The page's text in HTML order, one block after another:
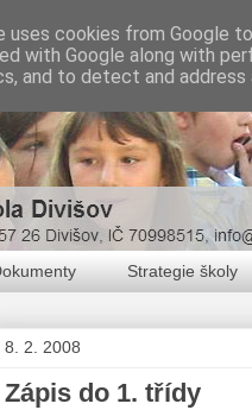
Strategie školy
8. 2. 2008
Zápis do 1. třídy
uses cookies from Google
with Google along with
and to detect and address